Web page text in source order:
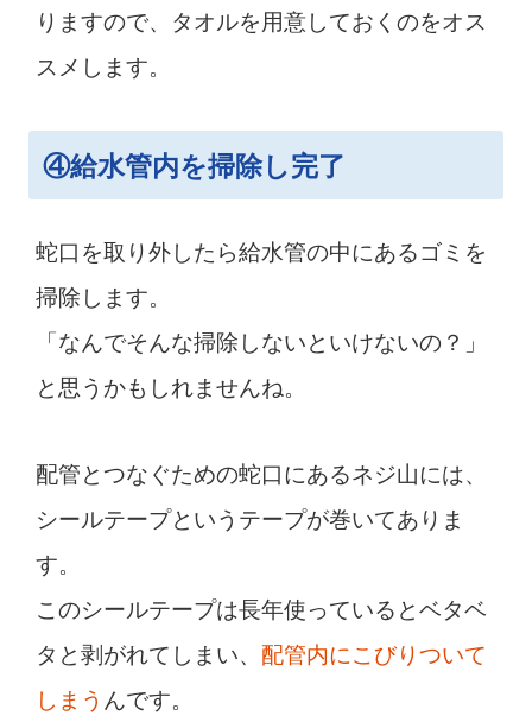
りますので、タオルを用意しておくのをオス
スメします。
④給水管内を掃除し完了
蛇口を取り外したら給水管の中にあるゴミを
掃除します。
「なんでそんな掃除しないといけないの？」
と思うかもしれませんね。
配管とつなぐための蛇口にあるネジ山には、
シールテープというテープが巻いてありま
す。
このシールテープは長年使っているとベタベ
タと剥がれてしまい、 配管内にこびりついて
しまう んです。